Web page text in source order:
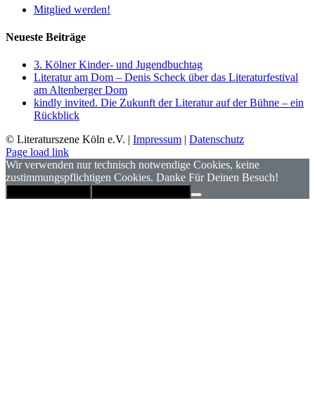
Mitglied werden!
Neueste Beiträge
3. Kölner Kinder- und Jugendbuchtag
Literatur am Dom – Denis Scheck über das Literaturfestival
am Altenberger Dom
kindly invited. Die Zukunft der Literatur auf der Bühne – ein
Rückblick
© Literaturszene Köln e.V. | Impressum | Datenschutz
Page load link
Wir verwenden nur technisch notwendige Cookies, keine
zustimmungspflichtigen Cookies. Danke Für Deinen Besuch!